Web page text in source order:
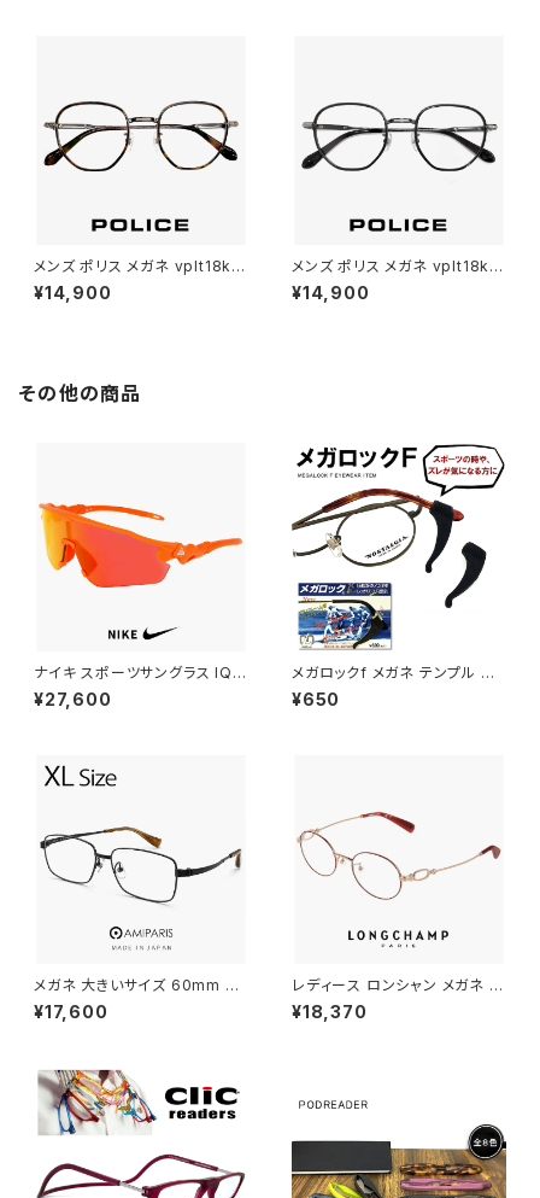
メンズ ポリス メガネ vplt18k-
0r05 50mm VPLT18K 500R
05 POLICE 眼鏡 男性用 メタル
¥14,900
メンズ ポリス メガネ vplt18k-5
00k59 VPLT18K 500K59 P
OLICE 眼鏡 男性用 メタル tita
¥14,900
その他の商品
ナイキ スポーツサングラス IQ9
341X 819 NIKE ACG VISTA
PEAK サングラス 大きめ 大きい
ーツ ] メンズ レディース ユニセ
ックス ハーフリム ビッグフレー
¥27,600
メガロックf メガネ テンプル 調
整 アジャスター 眼鏡 ずり 落ち
防止 固定 めがね ズレ防止
¥650
メガネ 大きいサイズ 60mm 日
本製 AMIPARIS メンズ 眼鏡 nt
-6002 29 XLサイズ ビック フ
nium アミパリ スクエア型 黒縁
黒ぶち マットブラック
¥17,600
レディース ロンシャン メガネ lo
2550lbj-734 48mm longch
amp 眼鏡 かわいい おしゃれ オ
¥18,370